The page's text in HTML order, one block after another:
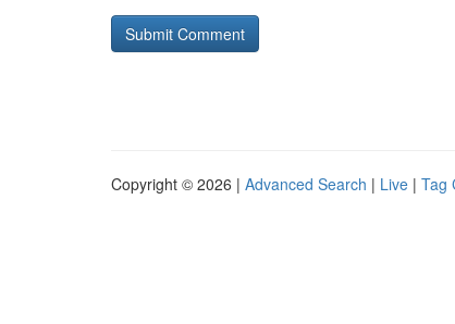
Copyright © 2026 | Advanced Search | Live | Tag